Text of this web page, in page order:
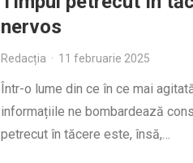
nervos
Redacția · 11 februarie 2025
Într-o lume din ce în ce mai
informațiile ne bombardează
petrecut în tăcere este, însă,…